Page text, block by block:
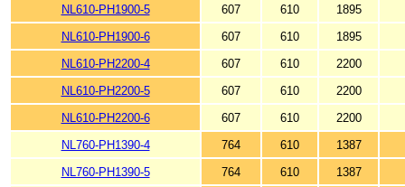
NL610-PH1900-5 607 610
1895
NL610-PH1900-6
607 610
1895
NL610-PH2200-4
607 610
2200
NL610-PH2200-5
607 610
2200
NL610-PH2200-6
607 610
2200
NL760-PH1390-4
764 610
1387
NL760-PH1390-5
764 610
1387